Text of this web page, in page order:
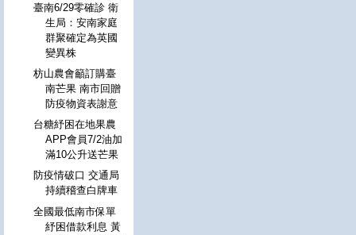
臺南6/29零確診 衛
生局：安南家庭
群聚確定為英國
變異株
枋山農會籲訂購臺
南芒果 南市回贈
防疫物資表謝意
台糖紓困在地果農
APP會員7/2油加
滿10公升送芒果
防疫情破口 交通局
持續稽查白牌車
全國最低南市保單
紓困借款利息 黃